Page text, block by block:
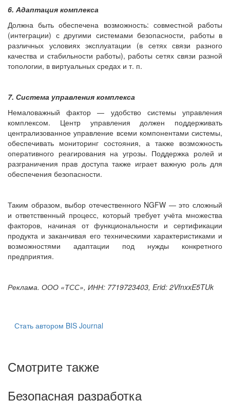
6. Адаптация комплекса
Должна быть обеспечена возможность: совместной работы
(интеграции) с другими системами безопасности, работы в
различных условиях эксплуатации (в сетях связи разного
качества и стабильности работы), работы сетях связи разной
топологии, в виртуальных средах и т. п.
7. Система управления комплекса
Немаловажный фактор — удобство системы управления
комплексом. Центр управления должен поддерживать
централизованное управление всеми компонентами системы,
обеспечивать мониторинг состояния, а также возможность
оперативного реагирования на угрозы. Поддержка ролей и
разграничения прав доступа также играет важную роль для
обеспечения безопасности.
Таким образом, выбор отечественного NGFW — это сложный
и ответственный процесс, который требует учёта множества
факторов, начиная от функциональности и сертификации
продукта и заканчивая его техническими характеристиками и
возможностями адаптации под нужды конкретного
предприятия.
Реклама. ООО «ТСС», ИНН: 7719723403, Erid: 2VfnxxE5TUk
Стать автором BIS Journal
Смотрите также
Безопасная разработка